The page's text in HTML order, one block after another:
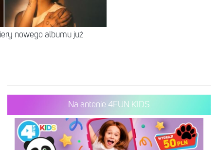
nowego albumu już
Na antenie 4FUN KIDS